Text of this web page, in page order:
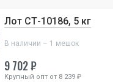
Лот СТ-10186, 5 кг
В наличии – 1 мешок
9 702 ₽
Крупный опт от 8 239 ₽